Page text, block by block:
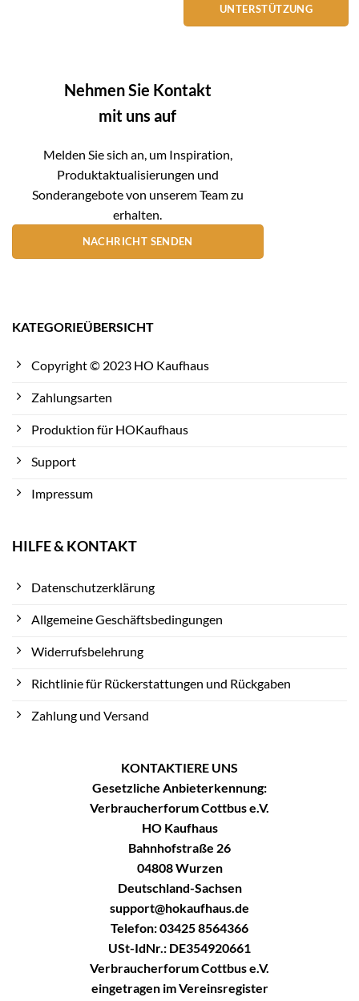
UNTERSTÜTZUNG
Nehmen Sie Kontakt
mit uns auf
Melden Sie sich an, um Inspiration,
Produktaktualisierungen und
Sonderangebote von unserem Team zu
erhalten.
NACHRICHT SENDEN
KATEGORIEÜBERSICHT
Copyright © 2023 HO Kaufhaus
Zahlungsarten
Produktion für HOKaufhaus
Support
Impressum
HILFE & KONTAKT
Datenschutzerklärung
Allgemeine Geschäftsbedingungen
Widerrufsbelehrung
Richtlinie für Rückerstattungen und Rückgaben
Zahlung und Versand
KONTAKTIERE UNS
Gesetzliche Anbieterkennung:
Verbraucherforum Cottbus e.V.
HO Kaufhaus
Bahnhofstraße 26
04808 Wurzen
Deutschland-Sachsen
support@hokaufhaus.de
Telefon: 03425 8564366
USt-IdNr.: DE354920661
Verbraucherforum Cottbus e.V.
eingetragen im Vereinsregister